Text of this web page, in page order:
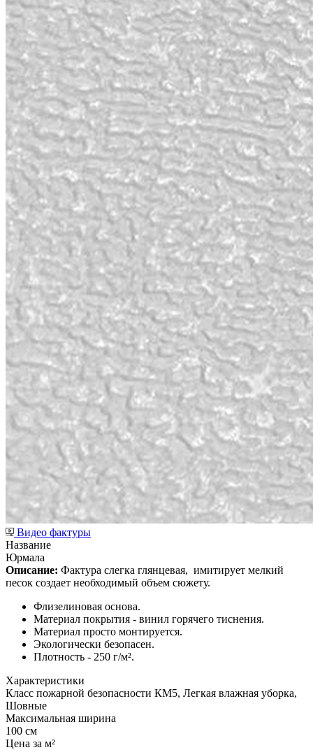
Видео фактуры
Название
Юрмала
Описание: Фактура слегка глянцевая, имитирует мелкий
песок создает необходимый объем сюжету.
Флизелиновая основа.
Материал покрытия - винил горячего тиснения.
Материал просто монтируется.
Экологически безопасен.
Плотность - 250 г/м².
Характеристики
Класс пожарной безопасности КМ5, Легкая влажная уборка,
Шовные
Максимальная ширина
100 см
Цена за м²